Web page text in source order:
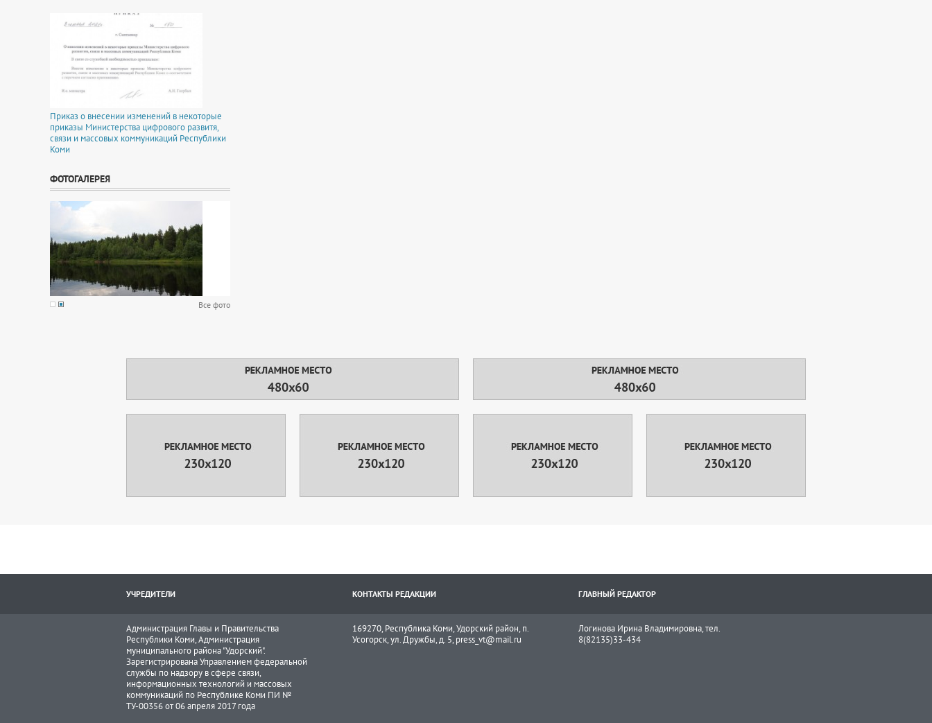
Приказ о внесении изменений в некоторые
приказы Министерства цифрового развитя,
связи и массовых коммуникаций Республики
Коми
ФОТОГАЛЕРЕЯ
Все фото
УЧРЕДИТЕЛИ КОНТАКТЫ РЕДАКЦИИ ГЛАВНЫЙ РЕДАКТОР
Администрация Главы и Правительства
Республики Коми, Администрация
муниципального района "Удорский".
Зарегистрирована Управлением федеральной
службы по надзору в сфере связи,
информационных технологий и массовых
коммуникаций по Республике Коми ПИ №
ТУ-00356 от 06 апреля 2017 года
169270, Республика Коми, Удорский район, п.
Усогорск, ул. Дружбы, д. 5, press_vt@mail.ru
Логинова Ирина Владимировна, тел.
8(82135)33-434